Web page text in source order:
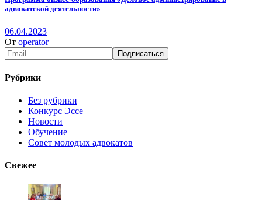
адвокатской деятельности»
06.04.2023
От operator
Рубрики
Без рубрики
Конкурс Эссе
Новости
Обучение
Совет молодых адвокатов
Свежее